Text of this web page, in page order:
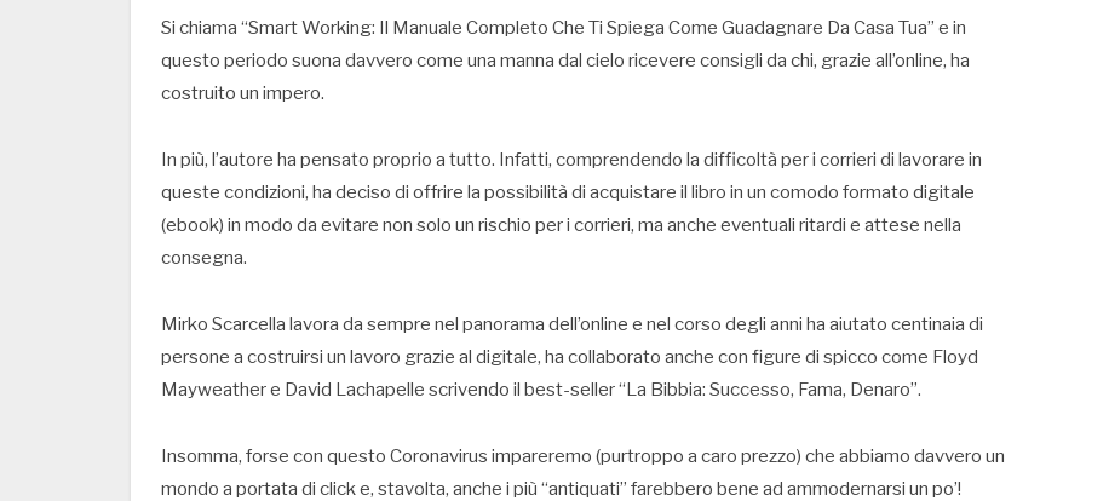
Si chiama “Smart Working: Il Manuale Completo Che Ti Spiega Come Guadagnare Da Casa Tua” e in
questo periodo suona davvero come una manna dal cielo ricevere consigli da chi, grazie all’online, ha
costruito un impero.
In più, l’autore ha pensato proprio a tutto. Infatti, comprendendo la difficoltà per i corrieri di lavorare in
queste condizioni, ha deciso di offrire la possibilità di acquistare il libro in un comodo formato digitale
(ebook) in modo da evitare non solo un rischio per i corrieri, ma anche eventuali ritardi e attese nella
consegna.
Mirko Scarcella lavora da sempre nel panorama dell’online e nel corso degli anni ha aiutato centinaia di
persone a costruirsi un lavoro grazie al digitale, ha collaborato anche con figure di spicco come Floyd
Mayweather e David Lachapelle scrivendo il best-seller “La Bibbia: Successo, Fama, Denaro”.
Insomma, forse con questo Coronavirus impareremo (purtroppo a caro prezzo) che abbiamo davvero un
mondo a portata di click e, stavolta, anche i più “antiquati” farebbero bene ad ammodernarsi un po’!